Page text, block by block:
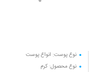
نوع پوست: انواع پوست
نوع محصول: کرم